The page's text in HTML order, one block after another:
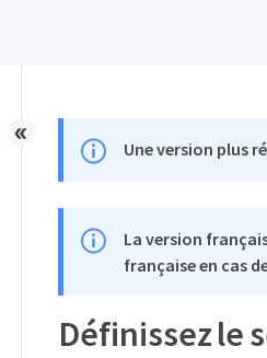
Une version plus
La version
française en cas
Définissez le